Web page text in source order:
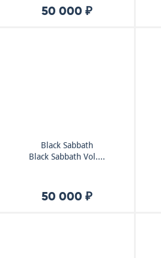
50 000 ₽
Black Sabbath
Black Sabbath Vol....
50 000 ₽